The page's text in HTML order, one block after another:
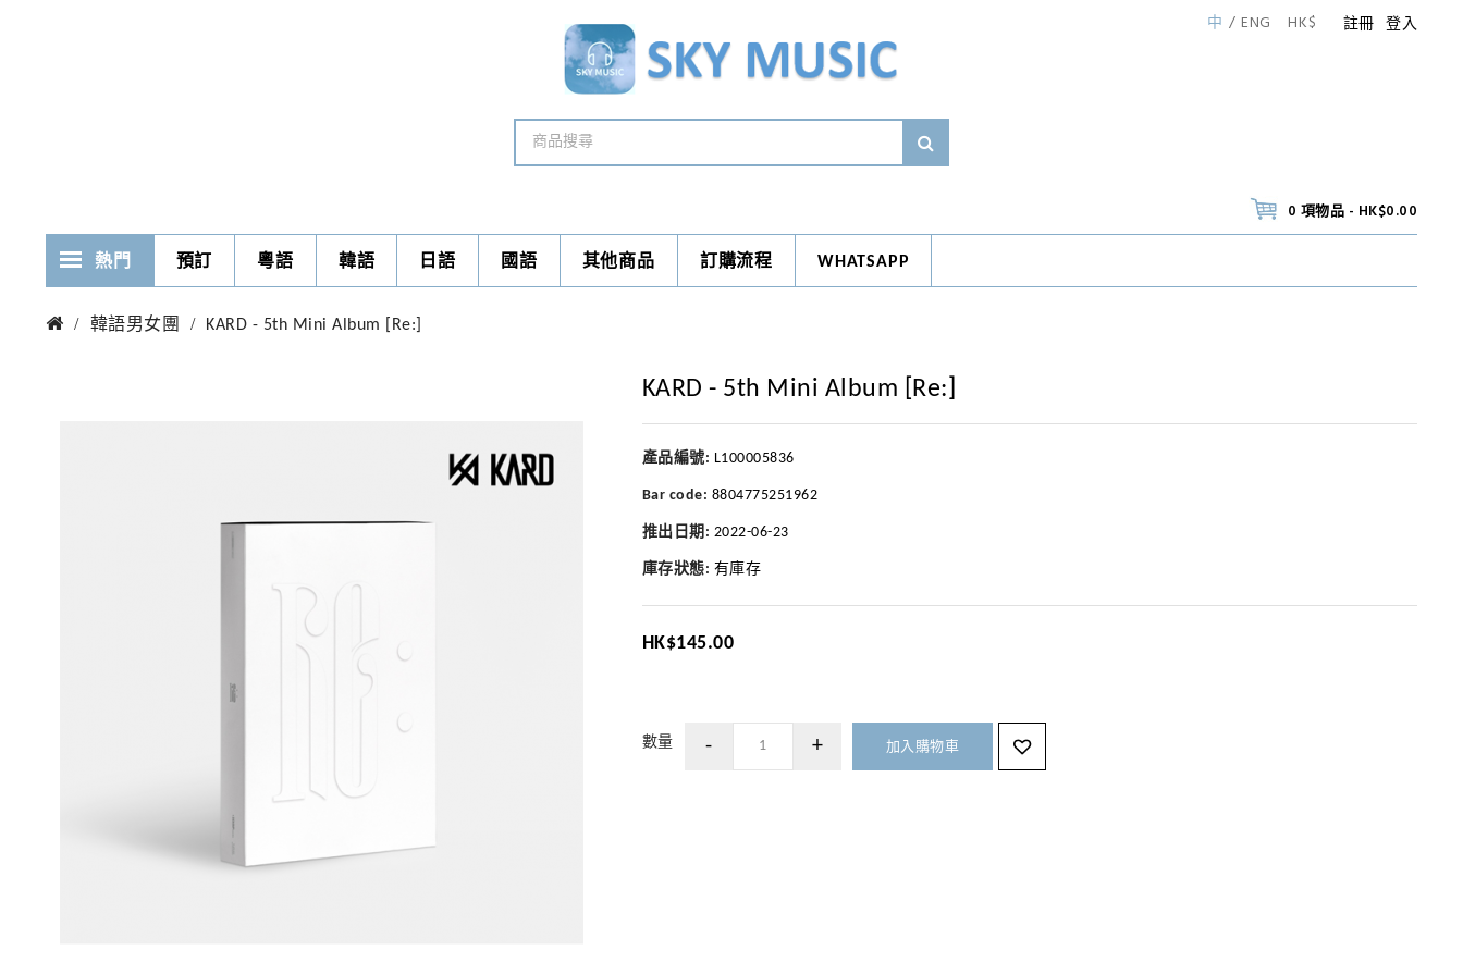
註冊 登入
中 ENG HK$
0 項物品 - HK$0.00
熱門 預訂 粵語 韓語 日語 國語 其他商品 訂購流程 WHATSAPP
韓語男女團 KARD - 5th Mini Album [Re:]
KARD - 5th Mini Album [Re:]
產品編號: L100005836
Bar code: 8804775251962
推出日期: 2022-06-23
庫存狀態: 有庫存
HK$145.00
數量 加入購物車